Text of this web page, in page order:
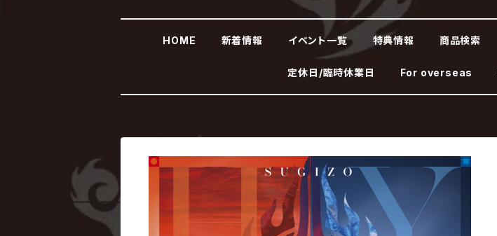
HOME 新着情報 イベント一覧 特典情報 商品検索
定休日/臨時休業日 For overseas